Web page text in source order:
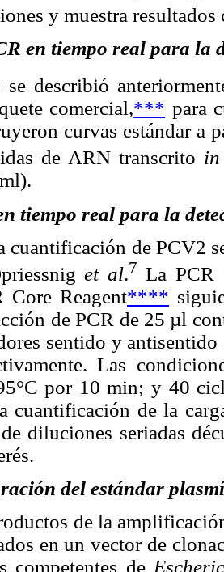
y muestra resultados
en tiempo real para la
se describió
comercial,*** para
curvas estándar a
de ARN transcrito
tiempo real para la
cuantificación de PCV2
et al.7 La PCR
Core Reagent****
de PCR de 25 µl
sentido y
Las
por 10 min; y 40
cuantificación de la
diluciones seriadas
del estándar
de la
en un vector de
competentes de